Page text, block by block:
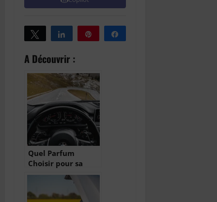
Tweetez Partagez Épingle
A Découvrir :
Quel Parfum
Choisir pour sa
Voiture ?